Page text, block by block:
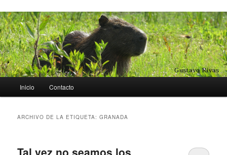
principal
Inicio Contacto
ARCHIVO DE LA ETIQUETA:GRANADA
Tal vez no seamos los